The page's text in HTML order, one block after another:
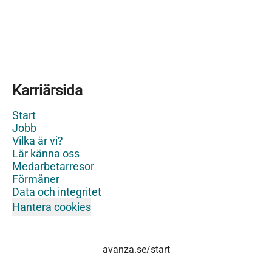
Karriärsida
Start
Jobb
Vilka är vi?
Lär känna oss
Medarbetarresor
Förmåner
Data och integritet
Hantera cookies
avanza.se/start